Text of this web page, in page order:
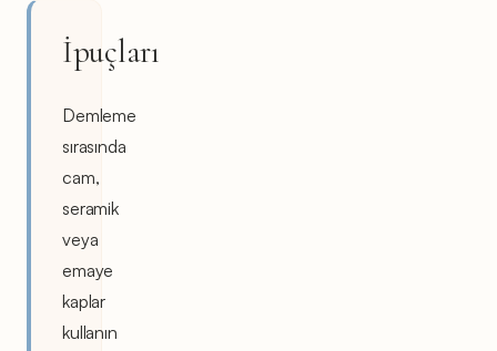
İpuçları
Demleme
sırasında
cam,
seramik
veya
emaye
kaplar
kullanın